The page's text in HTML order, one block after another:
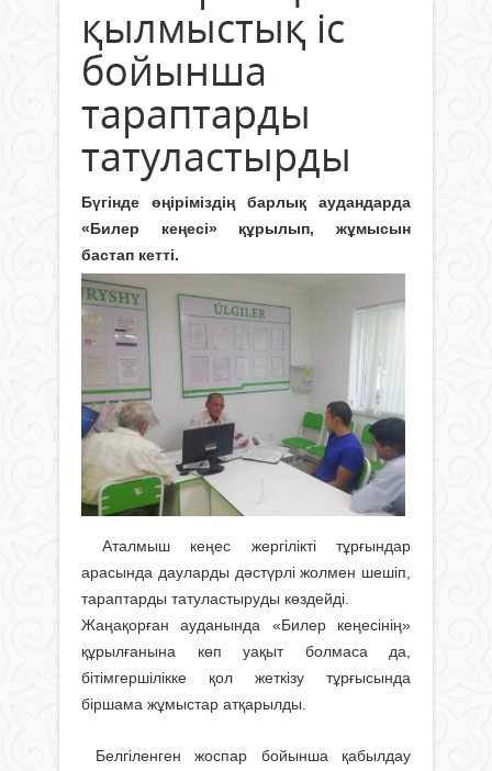
қылмыстық іс
бойынша
тараптарды
татуластырды
Бүгінде өңіріміздің барлық аудандарда
«Билер кеңесі» құрылып, жұмысын
бастап кетті.
Аталмыш кеңес жергілікті тұрғындар
арасында дауларды дәстүрлі жолмен шешіп,
тараптарды татуластыруды көздейді.
Жаңақорған ауданында «Билер кеңесінің»
құрылғанына көп уақыт болмаса да,
бітімгершілікке қол жеткізу тұрғысында
біршама жұмыстар атқарылды.
Белгіленген жоспар бойынша қабылдау